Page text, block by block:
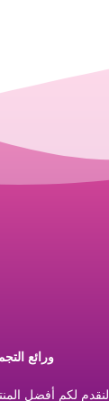
ورائع
لكم أفضل